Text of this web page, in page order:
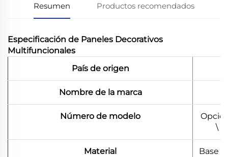
Resumen Productos recomendados
Especificación de Paneles Decorativos
Multifuncionales
País de origen
Nombre de la marca
Número de modelo
\
Material Base